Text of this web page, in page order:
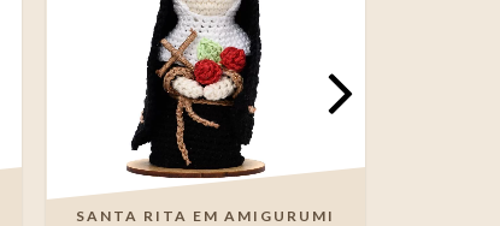
SANTA RITA EM AMIGURUMI